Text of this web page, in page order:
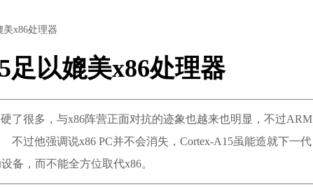
美x86处理器
以媲美x86处理器
了很多，与x86阵营正面对抗的迹象也越来也明显，不过ARM
过他强调说x86 PC并不会消失，Cortex-A15虽能造就下一代
备，而不能全方位取代x86。